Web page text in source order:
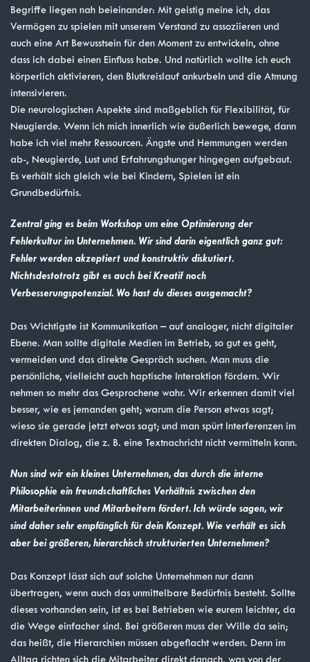
Begriffe liegen nah beieinander: Mit geistig meine ich, das
Vermögen zu spielen mit unserem Verstand zu assoziieren und
auch eine Art Bewusstsein für den Moment zu entwickeln, ohne
dass ich dabei einen Einfluss habe. Und natürlich wollte ich euch
körperlich aktivieren, den Blutkreislauf ankurbeln und die Atmung
intensivieren.
Die neurologischen Aspekte sind maßgeblich für Flexibilität, für
Neugierde. Wenn ich mich innerlich wie äußerlich bewege, dann
habe ich viel mehr Ressourcen. Ängste und Hemmungen werden
ab-, Neugierde, Lust und Erfahrungshunger hingegen aufgebaut.
Es verhält sich gleich wie bei Kindern, Spielen ist ein
Grundbedürfnis.
Zentral ging es beim Workshop um eine Optimierung der
Fehlerkultur im Unternehmen. Wir sind darin eigentlich ganz gut:
Fehler werden akzeptiert und konstruktiv diskutiert.
Nichtsdestotrotz gibt es auch bei Kreatif noch
Verbesserungspotenzial. Wo hast du dieses ausgemacht?
Das Wichtigste ist Kommunikation – auf analoger, nicht digitaler
Ebene. Man sollte digitale Medien im Betrieb, so gut es geht,
vermeiden und das direkte Gespräch suchen. Man muss die
persönliche, vielleicht auch haptische Interaktion fördern. Wir
nehmen so mehr das Gesprochene wahr. Wir erkennen damit viel
besser, wie es jemanden geht; warum die Person etwas sagt;
wieso sie gerade jetzt etwas sagt; und man spürt Interferenzen im
direkten Dialog, die z. B. eine Textnachricht nicht vermitteln kann.
Nun sind wir ein kleines Unternehmen, das durch die interne
Philosophie ein freundschaftliches Verhältnis zwischen den
Mitarbeiterinnen und Mitarbeitern fördert. Ich würde sagen, wir
sind daher sehr empfänglich für dein Konzept. Wie verhält es sich
aber bei größeren, hierarchisch strukturierten Unternehmen?
Das Konzept lässt sich auf solche Unternehmen nur dann
übertragen, wenn auch das unmittelbare Bedürfnis besteht. Sollte
dieses vorhanden sein, ist es bei Betrieben wie eurem leichter, da
die Wege einfacher sind. Bei größeren muss der Wille da sein;
das heißt, die Hierarchien müssen abgeflacht werden. Denn im
Alltag richten sich die Mitarbeiter direkt danach, was von der